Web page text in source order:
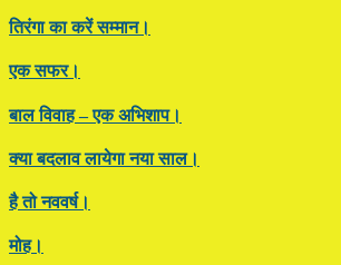
तिरंगा का करें सम्मान।
एक सफर।
बाल विवाह – एक अभिशाप।
क्या बदलाव लायेगा नया साल।
है तो नववर्ष।
मोह।